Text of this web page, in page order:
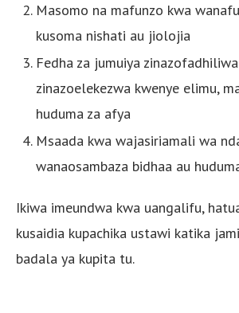
Masomo na mafunzo kwa
kusoma nishati au jiolojia
Fedha za jumuiya
zinazoelekezwa kwenye elimu,
huduma za afya
Msaada kwa wajasiriamali wa
wanaosambaza bidhaa au
Ikiwa imeundwa kwa uangalifu,
kusaidia kupachika ustawi katika
badala ya kupita tu.